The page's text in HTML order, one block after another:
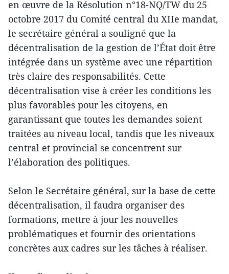
en œuvre de la Résolution n°18-NQ/TW du 25
octobre 2017 du Comité central du XIIe mandat,
le secrétaire général a souligné que la
décentralisation de la gestion de l’État doit être
intégrée dans un système avec une répartition
très claire des responsabilités. Cette
décentralisation vise à créer les conditions les
plus favorables pour les citoyens, en
garantissant que toutes les demandes soient
traitées au niveau local, tandis que les niveaux
central et provincial se concentrent sur
l’élaboration des politiques.
Selon le Secrétaire général, sur la base de cette
décentralisation, il faudra organiser des
formations, mettre à jour les nouvelles
problématiques et fournir des orientations
concrètes aux cadres sur les tâches à réaliser.